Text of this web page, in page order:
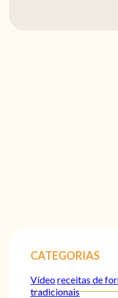
CATEGORIAS
Vídeoreceitas de
tradicionais